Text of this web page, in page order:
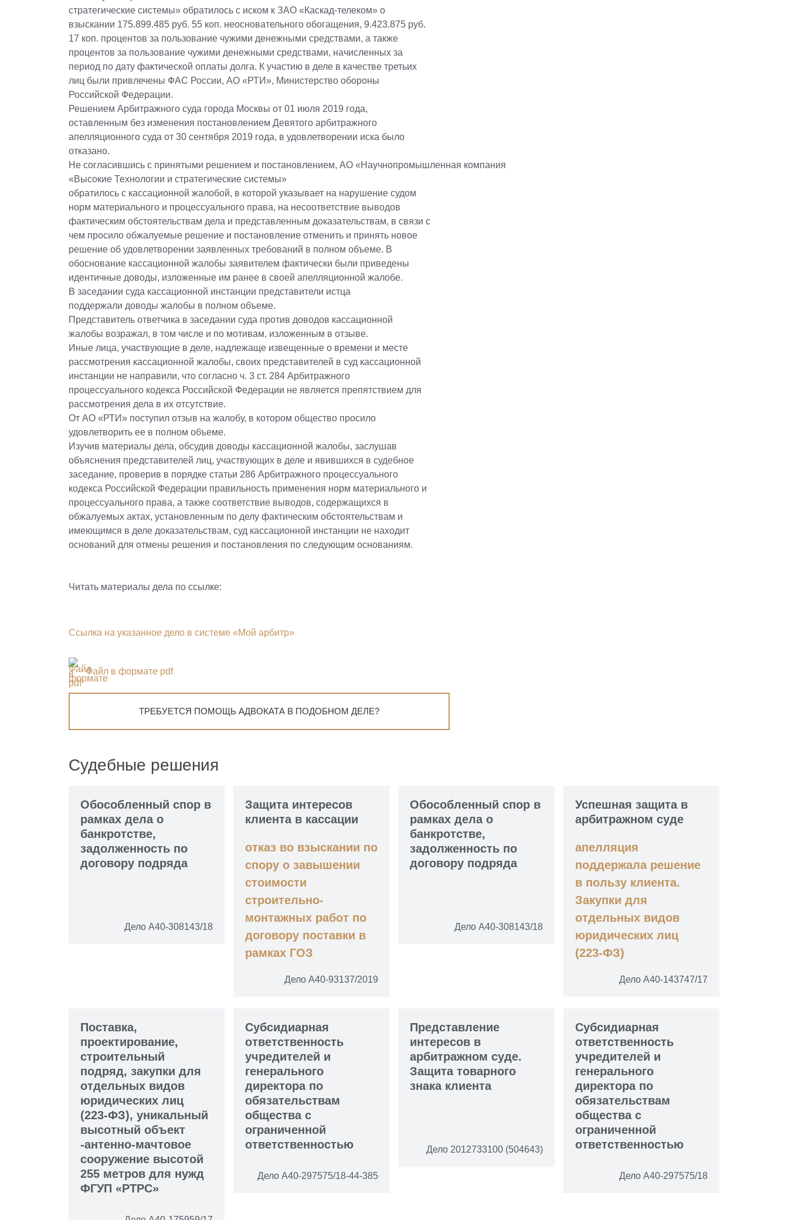
стратегические системы» обратилось с иском к ЗАО «Каскад-телеком» о
взыскании 175.899.485 руб. 55 коп. неосновательного обогащения, 9.423.875 руб.
17 коп. процентов за пользование чужими денежными средствами, а также
процентов за пользование чужими денежными средствами, начисленных за
период по дату фактической оплаты долга. К участию в деле в качестве третьих
лиц были привлечены ФАС России, АО «РТИ», Министерство обороны
Российской Федерации.
Решением Арбитражного суда города Москвы от 01 июля 2019 года,
оставленным без изменения постановлением Девятого арбитражного
апелляционного суда от 30 сентября 2019 года, в удовлетворении иска было
отказано.
Не согласившись с принятыми решением и постановлением, АО «Научнопромышленная компания
«Высокие Технологии и стратегические системы»
обратилось с кассационной жалобой, в которой указывает на нарушение судом
норм материального и процессуального права, на несоответствие выводов
фактическим обстоятельствам дела и представленным доказательствам, в связи с
чем просило обжалуемые решение и постановление отменить и принять новое
решение об удовлетворении заявленных требований в полном объеме. В
обоснование кассационной жалобы заявителем фактически были приведены
идентичные доводы, изложенные им ранее в своей апелляционной жалобе.
В заседании суда кассационной инстанции представители истца
поддержали доводы жалобы в полном объеме.
Представитель ответчика в заседании суда против доводов кассационной
жалобы возражал, в том числе и по мотивам, изложенным в отзыве.
Иные лица, участвующие в деле, надлежаще извещенные о времени и месте
рассмотрения кассационной жалобы, своих представителей в суд кассационной
инстанции не направили, что согласно ч. 3 ст. 284 Арбитражного
процессуального кодекса Российской Федерации не является препятствием для
рассмотрения дела в их отсутствие.
От АО «РТИ» поступил отзыв на жалобу, в котором общество просило
удовлетворить ее в полном объеме.
Изучив материалы дела, обсудив доводы кассационной жалобы, заслушав
объяснения представителей лиц, участвующих в деле и явившихся в судебное
заседание, проверив в порядке статьи 286 Арбитражного процессуального
кодекса Российской Федерации правильность применения норм материального и
процессуального права, а также соответствие выводов, содержащихся в
обжалуемых актах, установленным по делу фактическим обстоятельствам и
имеющимся в деле доказательствам, суд кассационной инстанции не находит
оснований для отмены решения и постановления по следующим основаниям.
Читать материалы дела по ссылке:
Ссылка на указанное дело в системе «Мой арбитр»
Файл в формате pdf
ТРЕБУЕТСЯ ПОМОЩЬ АДВОКАТА В ПОДОБНОМ ДЕЛЕ?
Судебные решения
Обособленный спор в
рамках дела о
банкротстве,
задолженность по
договору подряда
Дело А40-308143/18
Защита интересов
клиента в кассации
отказ во взыскании по
спору о завышении
стоимости
строительно-
монтажных работ по
договору поставки в
рамках ГОЗ
Дело А40-93137/2019
Обособленный спор в
рамках дела о
банкротстве,
задолженность по
договору подряда
Дело А40-308143/18
Успешная защита в
арбитражном суде
апелляция
поддержала решение
в пользу клиента.
Закупки для
отдельных видов
юридических лиц
(223-ФЗ)
Дело А40-143747/17
Поставка,
проектирование,
строительный
подряд, закупки для
отдельных видов
юридических лиц
(223-ФЗ), уникальный
высотный объект
-антенно-мачтовое
сооружение высотой
255 метров для нужд
ФГУП «РТРС»
Субсидиарная
ответственность
учредителей и
генерального
директора по
обязательствам
общества с
ограниченной
ответственностью
Дело А40-297575/18-44-385
Представление
интересов в
арбитражном суде.
Защита товарного
знака клиента
Дело 2012733100 (504643)
Субсидиарная
ответственность
учредителей и
генерального
директора по
обязательствам
общества с
ограниченной
ответственностью
Дело А40-297575/18